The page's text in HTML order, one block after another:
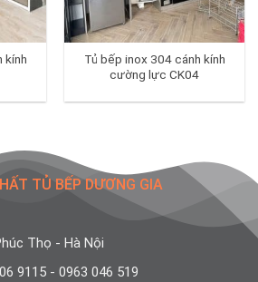
kính
Tủ bếp inox 304 cánh kính
cường lực CK04
TỦ BẾP DƯƠNG GIA
Thọ - Hà Nội
9115 - 0963 046 519